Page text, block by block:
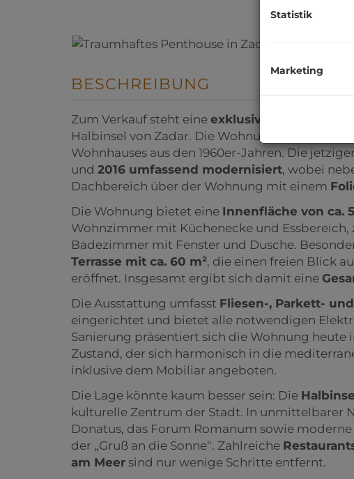
BESCHREIBUNG
Zum Verkauf steht eine exklusive
Halbinsel von Zadar. Die Wohnung liegt im
5.
Wohnhauses aus den 1960er-Jahren. Die
und 2016 umfassend modernisiert, wobei
Dachbereich über der Wohnung mit einem
Die Wohnung bietet eine Innenfläche von ca.
Wohnzimmer mit Küchenecke und
Badezimmer mit Fenster und Dusche.
Terrasse mit ca. 60 m², die einen freien Blick
eröffnet. Insgesamt ergibt sich damit eine
Die Ausstattung umfasst Fliesen-, Parkett-
eingerichtet und bietet alle notwendigen
Sanierung präsentiert sich die Wohnung
Zustand, der sich harmonisch in die
inklusive dem Mobiliar angeboten.
Die Lage könnte kaum besser sein: Die
kulturelle Zentrum der Stadt. In unmittelbarer
Donatus, das Forum Romanum sowie
der „Gruß an die Sonne“. Zahlreiche
am Meer sind nur wenige Schritte entfernt.
Statistik
Marketing